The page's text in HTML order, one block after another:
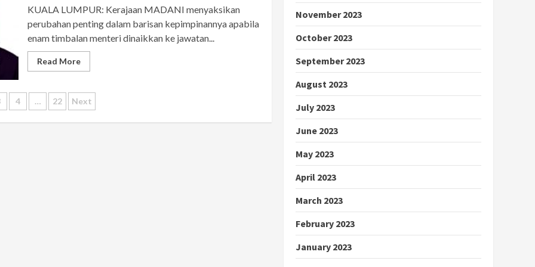
KUALA LUMPUR: Kerajaan MADANI menyaksikan
perubahan penting dalam barisan kepimpinannya apabila
enam timbalan menteri dinaikkan ke jawatan...
Read More
4 … 22 Next
November 2023
October 2023
September 2023
August 2023
July 2023
June 2023
May 2023
April 2023
March 2023
February 2023
January 2023